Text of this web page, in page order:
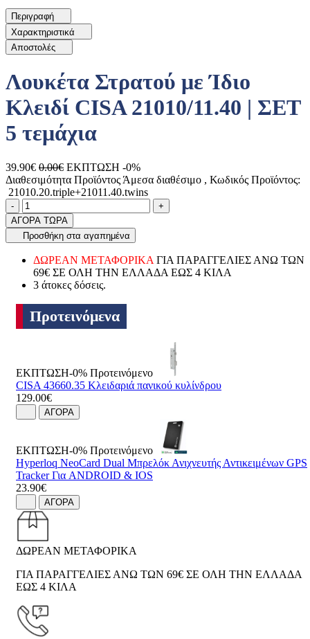
Περιγραφή
Χαρακτηριστικά
Αποστολές
Λουκέτα Στρατού με Ίδιο
Κλειδί CISA 21010/11.40 | ΣΕΤ
5 τεμάχια
39.90€ 0.00€ ΕΚΠΤΩΣΗ -0%
Διαθεσιμότητα Προϊόντος Άμεσα διαθέσιμο , Κωδικός Προϊόντος:
21010.20.triple+21011.40.twins
Ποσότητα
-product.increase.quantity +
ΑΓΟΡΑ ΤΩΡΑ
Προσθήκη στα αγαπημένα
ΔΩΡΕΑΝ ΜΕΤΑΦΟΡΙΚΑ ΓΙΑ ΠΑΡΑΓΓΕΛΙΕΣ ΑΝΩ ΤΩΝ
69€ ΣΕ ΟΛΗ ΤΗΝ ΕΛΛΑΔΑ ΕΩΣ 4 ΚΙΛΑ
3 άτοκες δόσεις.
Προτεινόμενα
ΕΚΠΤΩΣΗ-0% Προτεινόμενο
CISA 43660.35 Κλειδαριά πανικού κυλίνδρου
129.00€
ΑΓΟΡΑ
ΕΚΠΤΩΣΗ-0% Προτεινόμενο
Hyperloq NeoCard Dual Μπρελόκ Ανιχνευτής Αντικειμένων GPS
Tracker Για ANDROID & IOS
23.90€
ΑΓΟΡΑ
ΔΩΡΕΑΝ ΜΕΤΑΦΟΡΙΚΑ
ΓΙΑ ΠΑΡΑΓΓΕΛΙΕΣ ΑΝΩ ΤΩΝ 69€ ΣΕ ΟΛΗ ΤΗΝ ΕΛΛΑΔΑ
ΕΩΣ 4 ΚΙΛΑ